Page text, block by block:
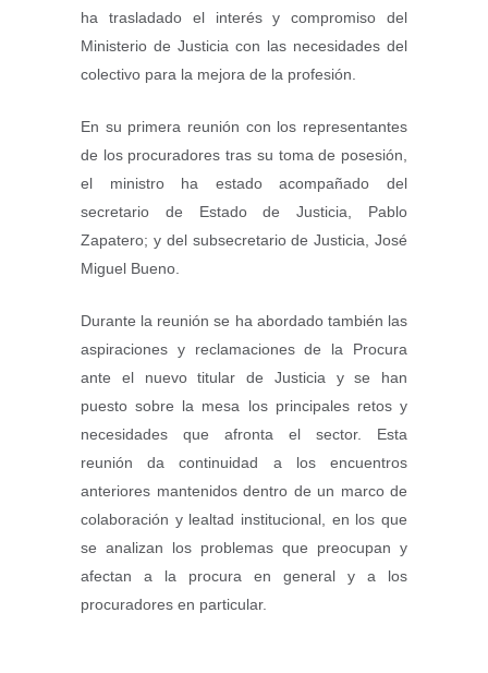
ha trasladado el interés y compromiso del
Ministerio de Justicia con las necesidades del
colectivo para la mejora de la profesión.
En su primera reunión con los representantes
de los procuradores tras su toma de posesión,
el ministro ha estado acompañado del
secretario de Estado de Justicia, Pablo
Zapatero; y del subsecretario de Justicia, José
Miguel Bueno.
Durante la reunión se ha abordado también las
aspiraciones y reclamaciones de la Procura
ante el nuevo titular de Justicia y se han
puesto sobre la mesa los principales retos y
necesidades que afronta el sector. Esta
reunión da continuidad a los encuentros
anteriores mantenidos dentro de un marco de
colaboración y lealtad institucional, en los que
se analizan los problemas que preocupan y
afectan a la procura en general y a los
procuradores en particular.